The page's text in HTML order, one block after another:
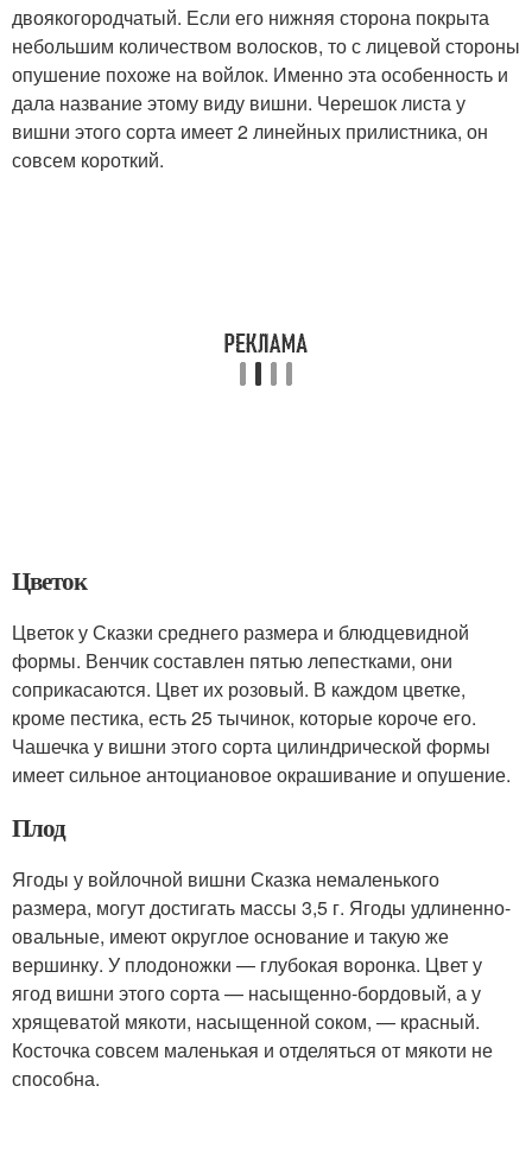
двоякогородчатый. Если его нижняя сторона покрыта
небольшим количеством волосков, то с лицевой стороны
опушение похоже на войлок. Именно эта особенность и
дала название этому виду вишни. Черешок листа у
вишни этого сорта имеет 2 линейных прилистника, он
совсем короткий.
Цветок
Цветок у Сказки среднего размера и блюдцевидной
формы. Венчик составлен пятью лепестками, они
соприкасаются. Цвет их розовый. В каждом цветке,
кроме пестика, есть 25 тычинок, которые короче его.
Чашечка у вишни этого сорта цилиндрической формы
имеет сильное антоциановое окрашивание и опушение.
Плод
Ягоды у войлочной вишни Сказка немаленького
размера, могут достигать массы 3,5 г. Ягоды удлиненно-
овальные, имеют округлое основание и такую же
вершинку. У плодоножки — глубокая воронка. Цвет у
ягод вишни этого сорта — насыщенно-бордовый, а у
хрящеватой мякоти, насыщенной соком, — красный.
Косточка совсем маленькая и отделяться от мякоти не
способна.